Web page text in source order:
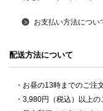
お支払い方法につい
配送方法について
・お昼の13時までのご注文
・3,980円（税込）以上